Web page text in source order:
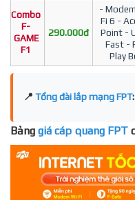
Combo
F-
GAME
F1
290.000đ
-
Fi 6 -
Point -
Fast -
Play
📍 Tổng đài lắp mạng FPT:
Bảng giá cáp quang FPT